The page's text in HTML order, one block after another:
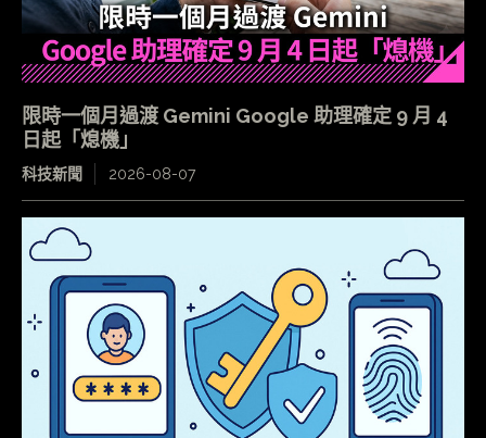
限時一個月過渡 Gemini Google 助理確定 9 月 4
日起「熄機」
科技新聞 2026-08-07